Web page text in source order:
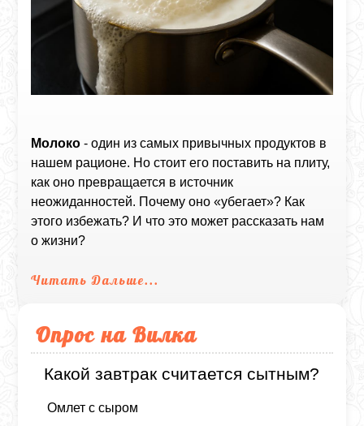
Молоко - один из самых привычных продуктов в
нашем рационе. Но стоит его поставить на плиту,
как оно превращается в источник
неожиданностей. Почему оно «убегает»? Как
этого избежать? И что это может рассказать нам
о жизни?
Читать Дальше...
Опрос на Вилка
Какой завтрак считается сытным?
Омлет с сыром